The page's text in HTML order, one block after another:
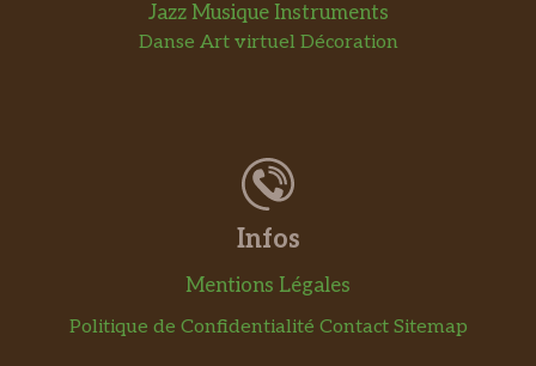
Jazz Musique Instruments
Danse Art virtuel Décoration
Infos
Mentions Légales
Politique de Confidentialité Contact Sitemap